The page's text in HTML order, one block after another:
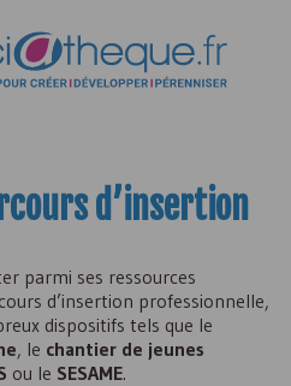
d’insertion
parmi ses ressources
d’insertion professionnelle,
dispositifs tels que le
, le chantier de jeunes
ou le SESAME.